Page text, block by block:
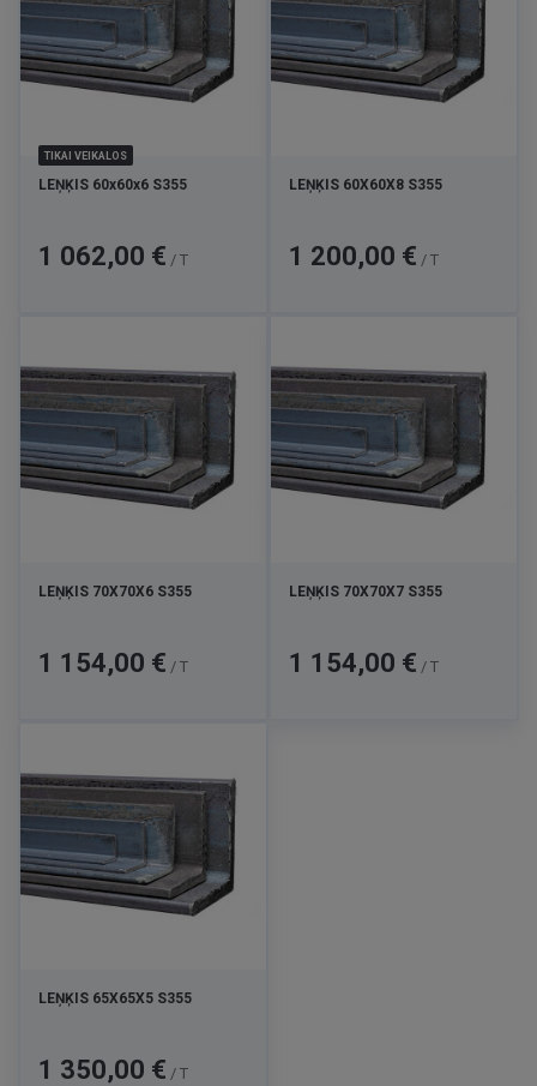
TIKAI VEIKALOS
LEŅĶIS 60x60x6 S355
Cena
1 062,00 € / T
LEŅĶIS 60X60X8 S355
Cena
1 200,00 € / T
LEŅĶIS 70X70X6 S355
Cena
1 154,00 € / T
LEŅĶIS 70X70X7 S355
Cena
1 154,00 € / T
LEŅĶIS 65X65X5 S355
Cena
1 350,00 € / T